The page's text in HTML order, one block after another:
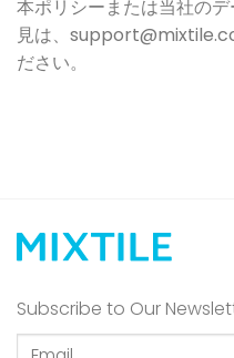
本ポリシーまたは当社の
見は、
ださい。
Subscribe to Our